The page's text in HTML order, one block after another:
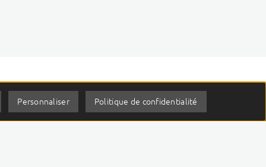
Personnaliser Politique de confidentialité